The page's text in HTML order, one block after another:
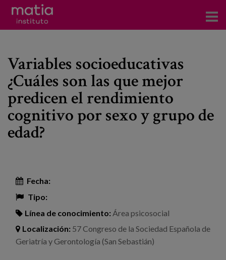
Investigación
Publicaciones
Participación en foros
Consultoría
Blog
Variables socioeducativas
¿Cuáles son las que mejor
predicen el rendimiento
cognitivo por sexo y grupo de
edad?
Fecha:
Tipo:
Línea de conocimiento: Área psicosocial
Localización: 57 Congreso de la Sociedad Española de
Geriatría y Gerontología (San Sebastián)